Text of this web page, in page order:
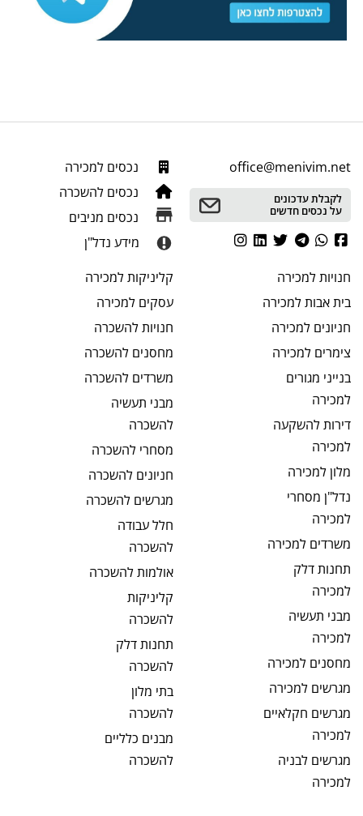
office@menivim.net
לקבלת עדכונים
על נכסים חדשים
נכסים למכירה
נכסים להשכרה
נכסים מניבים
מידע נדל"ן
חנויותלמכירה
בית אבותלמכירה
חניונים למכירה
צימרים למכירה
בנייני מגורים
למכירה
דירות להשקעה
למכירה
מלון למכירה
נדל"ן מסחרי
למכירה
משרדים למכירה
תחנות דלק
למכירה
מבני תעשיה
למכירה
מחסנים למכירה
מגרשים למכירה
מגרשים חקלאיים
למכירה
מגרשים לבניה
למכירה
קליניקותלמכירה
עסקים למכירה
חנויותלהשכרה
מחסנים להשכרה
משרדים להשכרה
מבני תעשיה
להשכרה
מסחרי להשכרה
חניונים להשכרה
מגרשים להשכרה
חלל עבודה
להשכרה
אולמותלהשכרה
קליניקות
להשכרה
תחנות דלק
להשכרה
בתי מלון
להשכרה
מבנים כלליים
להשכרה